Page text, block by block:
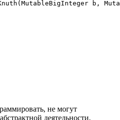
не могут
деятельности.